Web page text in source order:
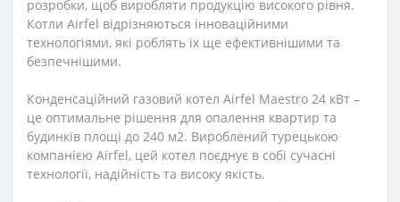
розробки, щоб виробляти продукцію високого рівня.
Котли Airfel відрізняються інноваційними
технологіями, які роблять їх ще ефективнішими та
безпечнішими.
Конденсаційний газовий котел Airfel Maestro 24 кВт –
це оптимальне рішення для опалення квартир та
будинків площі до 240 м2. Вироблений турецькою
компанією Airfel, цей котел поєднує в собі сучасні
технології, надійність та високу якість.